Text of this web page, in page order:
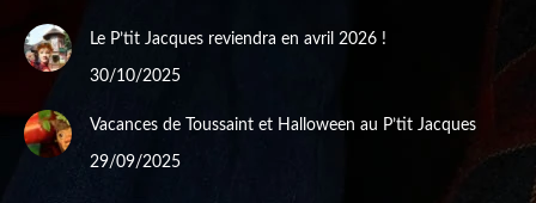
Le P’tit Jacques reviendra en avril 2026 !
30/10/2025
Vacances de Toussaint et Halloween au P’tit Jacques
29/09/2025